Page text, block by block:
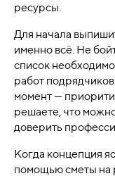
ресурсы.
Для начала
именно всё. Не
список
работ
момент —
решаете, что
доверить
Когда концепция
помощью сметы на